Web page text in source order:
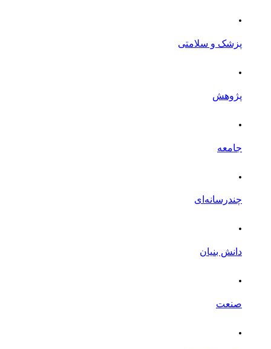
.
پزشک و سلامتی
.
پژوهش
.
جامعه
.
چندرسانه‌ای
.
دانش بنیان
.
صنعت
.